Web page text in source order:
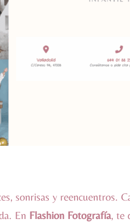
sonrisas y reencuentros.
En Flashion Fotografía, te